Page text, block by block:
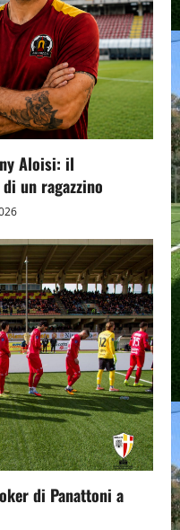
Aloisi: il
un ragazzino
di Panattoni a